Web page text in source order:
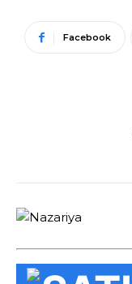
Facebook